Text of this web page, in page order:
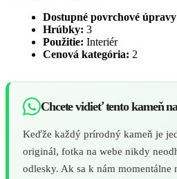
Dostupné povrchové
Hrúbky: 3
Použitie: Interiér
Cenová kategória: 2
Chcete vidieť tento kameň
Keďže každý prírodný kameň je
originál, fotka na webe nikdy
odlesky. Ak sa k nám momentálne